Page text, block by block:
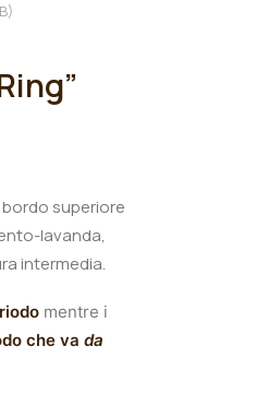
superiore
lavanda,
intermedia.
mentre i
che va da